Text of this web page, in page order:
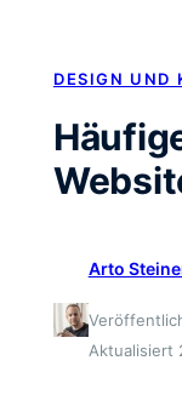
DESIGN UND
Arto
Aktualisiert